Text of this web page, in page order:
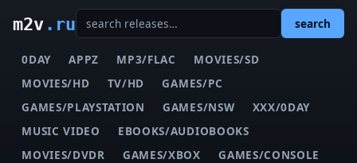
m2v.ru search
0DAY APPZ MP3/FLAC
MOVIES/SD
MOVIES/HD
TV/HD
GAMES/PC
GAMES/PLAYSTATION
GAMES/NSW
XXX/0DAY
MUSIC VIDEO
EBOOKS/AUDIOBOOKS
MOVIES/DVDR
GAMES/XBOX
GAMES/CONSOLE